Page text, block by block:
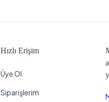
Hızlı Erişim
Üye Ol
Siparişlerim